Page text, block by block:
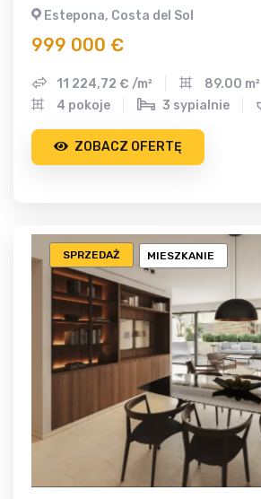
Estepona, Costa del Sol
999 000 €
11 224,72 € /m²
89.00 m²
4 pokoje
3 sypialnie
ZOBACZ OFERTĘ
MIESZKANIE
SPRZEDAŻ